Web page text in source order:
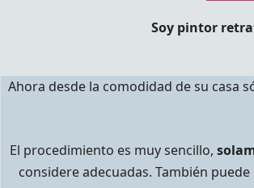
Soy pintor
Ahora desde la comodidad de su casa
El procedimiento es muy sencillo,
considere adecuadas. También